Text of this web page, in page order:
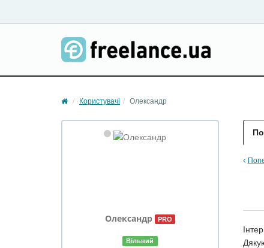
Користувачі Олександр
Олександр PRO
Вільний